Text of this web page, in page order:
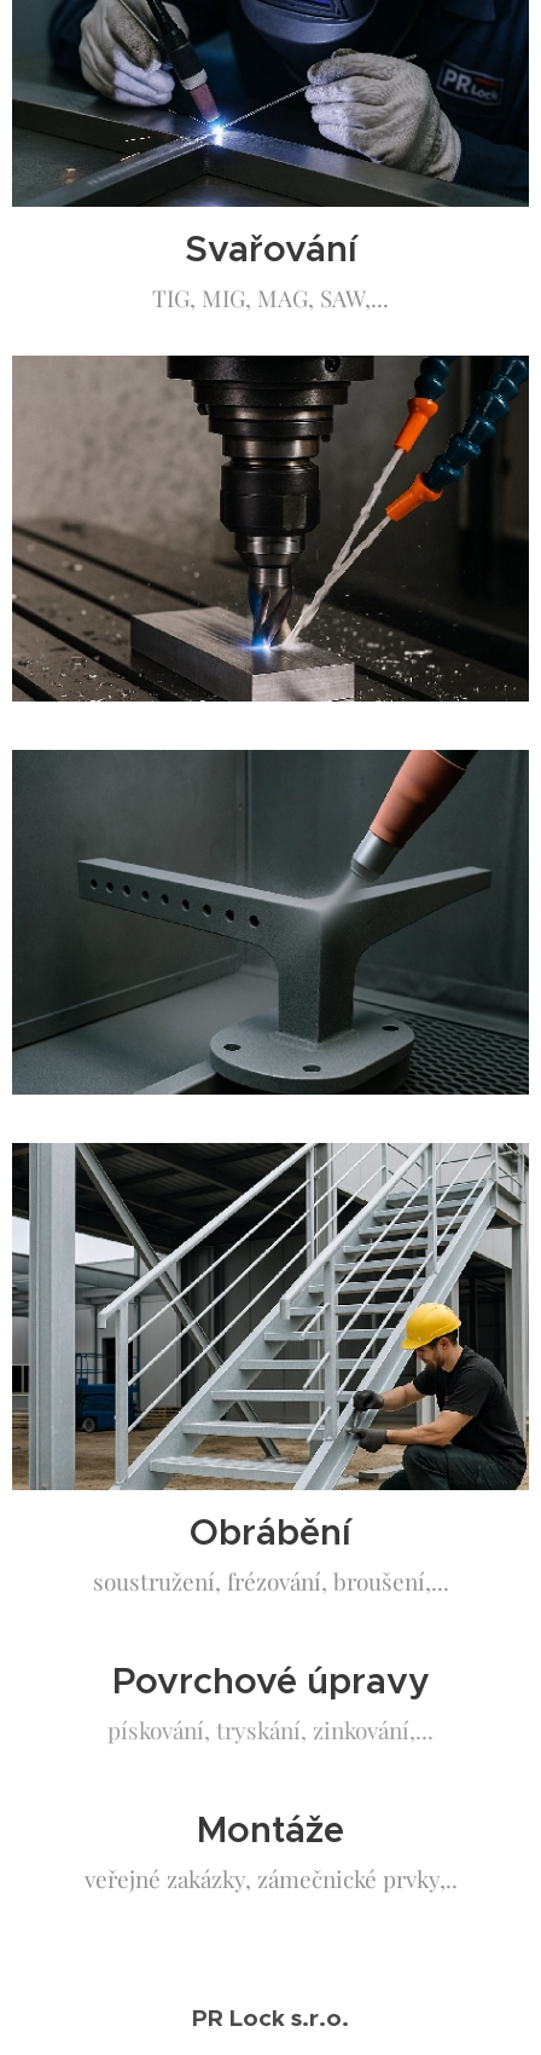
Svařování
TIG, MIG, MAG, SAW,...
Obrábění
soustružení, frézování, broušení,...
Povrchové úpravy
pískování, tryskání, zinkování,...
Montáže
veřejné zakázky, zámečnické prvky,..
PR Lock s.r.o.